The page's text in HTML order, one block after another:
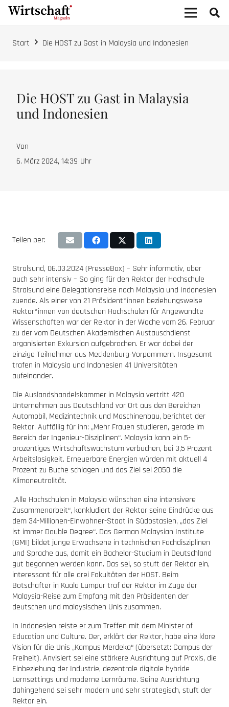
Start Die HOST zu Gast in Malaysia und Indonesien
Die HOST zu Gast in Malaysia
und Indonesien
Von
6. März 2024, 14:39 Uhr
Teilen per:
Stralsund, 06.03.2024 (PresseBox) – Sehr informativ, aber
auch sehr intensiv – So ging für den Rektor der Hochschule
Stralsund eine Delegationsreise nach Malaysia und Indonesien
zuende. Als einer von 21 Präsident*innen beziehungsweise
Rektor*innen von deutschen Hochschulen für Angewandte
Wissenschaften war der Rektor in der Woche vom 26. Februar
zu der vom Deutschen Akademischen Austauschdienst
organisierten Exkursion aufgebrochen. Er war dabei der
einzige Teilnehmer aus Mecklenburg-Vorpommern. Insgesamt
trafen in Malaysia und Indonesien 41 Universitäten
aufeinander.
Die Auslandshandelskammer in Malaysia vertritt 420
Unternehmen aus Deutschland vor Ort aus den Bereichen
Automobil, Medizintechnik und Maschinenbau, berichtet der
Rektor. Auffällig für ihn: „Mehr Frauen studieren, gerade im
Bereich der Ingenieur-Disziplinen“. Malaysia kann ein 5-
prozentiges Wirtschaftswachstum verbuchen, bei 3,5 Prozent
Arbeitslosigkeit. Erneuerbare Energien würden mit aktuell 4
Prozent zu Buche schlagen und das Ziel sei 2050 die
Klimaneutralität.
„Alle Hochschulen in Malaysia wünschen eine intensivere
Zusammenarbeit“, konkludiert der Rektor seine Eindrücke aus
dem 34-Millionen-Einwohner-Staat in Südostasien, „das Ziel
ist immer Double Degree“. Das German Malaysian Institute
(GMI) bildet junge Erwachsene in technischen Fachdisziplinen
und Sprache aus, damit ein Bachelor-Studium in Deutschland
gut begonnen werden kann. Das sei, so stuft der Rektor ein,
interessant für alle drei Fakultäten der HOST. Beim
Botschafter in Kuala Lumpur traf der Rektor im Zuge der
Malaysia-Reise zum Empfang mit den Präsidenten der
deutschen und malaysischen Unis zusammen.
In Indonesien reiste er zum Treffen mit dem Minister of
Education und Culture. Der, erklärt der Rektor, habe eine klare
Vision für die Unis „Kampus Merdeka“ (übersetzt: Campus der
Freiheit). Anvisiert sei eine stärkere Ausrichtung auf Praxis, die
Einbeziehung der Industrie, dezentrale digitale hybride
Lernsettings und moderne Lernräume. Seine Ausrichtung
dahingehend sei sehr modern und sehr strategisch, stuft der
Rektor ein.